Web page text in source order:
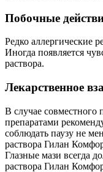
Побочные
Редко аллергические
Иногда появляется
раствора.
Лекарственное
В случае совместного
препаратами
соблюдать паузу не
раствора Гилан
Глазные мази всегда
раствора Гилан